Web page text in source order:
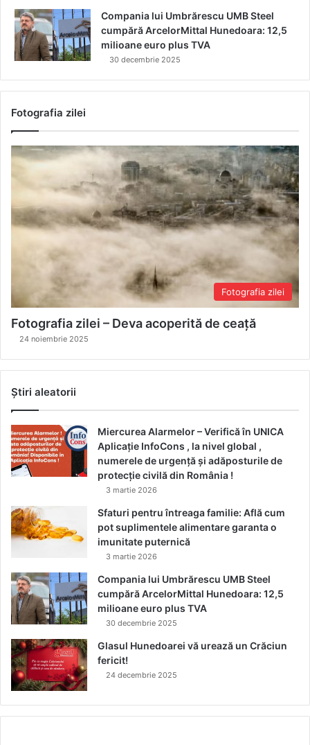
Compania lui Umbrărescu UMB Steel
cumpără ArcelorMittal Hunedoara: 12,5
milioane euro plus TVA
30 decembrie 2025
Fotografia zilei
Fotografia zilei
Fotografia zilei – Deva acoperită de ceață
24 noiembrie 2025
Știri aleatorii
Miercurea Alarmelor – Verifică în UNICA
Aplicație InfoCons , la nivel global ,
numerele de urgență și adăposturile de
protecție civilă din România !
3 martie 2026
Sfaturi pentru întreaga familie: Află cum
pot suplimentele alimentare garanta o
imunitate puternică
3 martie 2026
Compania lui Umbrărescu UMB Steel
cumpără ArcelorMittal Hunedoara: 12,5
milioane euro plus TVA
30 decembrie 2025
Glasul Hunedoarei vă urează un Crăciun
fericit!
24 decembrie 2025